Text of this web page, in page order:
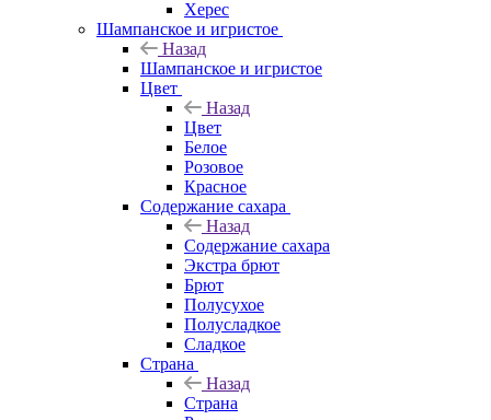
Херес
Шампанское и игристое
Назад
Шампанское и игристое
Цвет
Назад
Цвет
Белое
Розовое
Красное
Содержание сахара
Назад
Содержание сахара
Экстра брют
Брют
Полусухое
Полусладкое
Сладкое
Страна
Назад
Страна